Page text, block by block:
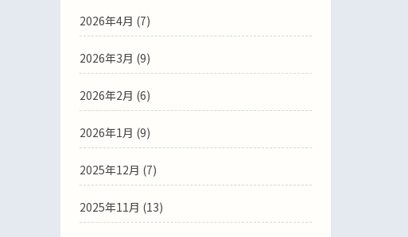
2026年4月 (7)
2026年3月 (9)
2026年2月 (6)
2026年1月 (9)
2025年12月 (7)
2025年11月 (13)